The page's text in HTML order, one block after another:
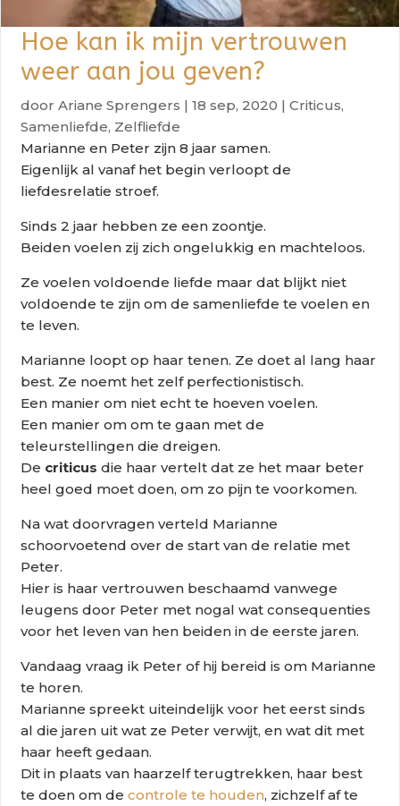
Hoe kan ik mijn vertrouwen
weer aan jou geven?
doorAriane Sprengers |18 sep, 2020 |Criticus,
Samenliefde, Zelfliefde
Marianne en Peter zijn 8 jaar samen.
Eigenlijk al vanaf het begin verloopt de
liefdesrelatie stroef.
Sinds 2 jaar hebben ze een zoontje.
Beiden voelen zij zich ongelukkig en machteloos.
Ze voelen voldoende liefde maar dat blijkt niet
voldoende te zijn om de samenliefde te voelen en
te leven.
Marianne loopt op haar tenen. Ze doet al lang haar
best. Ze noemt het zelf perfectionistisch.
Een manier om niet echt te hoeven voelen.
Een manier om om te gaan met de
teleurstellingen die dreigen.
De criticus die haar vertelt dat ze het maar beter
heel goed moet doen, om zo pijn te voorkomen.
Na wat doorvragen verteld Marianne
schoorvoetend over de start van de relatie met
Peter.
Hier is haar vertrouwen beschaamd vanwege
leugens door Peter met nogal wat consequenties
voor het leven van hen beiden in de eerste jaren.
Vandaag vraag ik Peter of hij bereid is om Marianne
te horen.
Marianne spreekt uiteindelijk voor het eerst sinds
al die jaren uit wat ze Peter verwijt, en wat dit met
haar heeft gedaan.
Dit in plaats van haarzelf terugtrekken, haar best
te doen om decontrole te houden, zichzelf af te